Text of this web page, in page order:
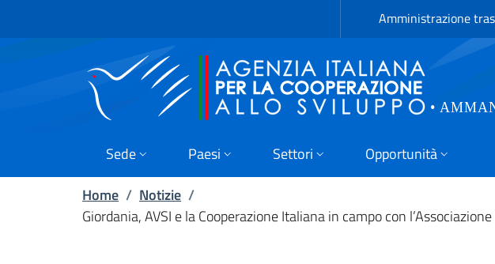
Amministrazione
Sede Paesi Settori Opportunità
Home / Notizie /
Giordania, AVSI e la Cooperazione Italiana in campo con